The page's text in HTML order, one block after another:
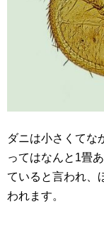
ダニは小さくてな
ってはなんと1畳
ていると言われ、
われます。